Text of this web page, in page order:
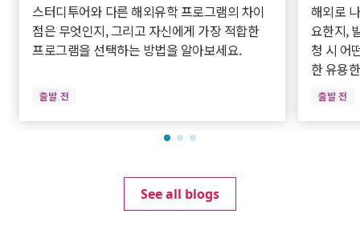
스터디투어와 다른 해외유학 프로그램의 차이
점은 무엇인지, 그리고 자신에게 가장 적합한
프로그램을 선택하는 방법을 알아보세요.
출발 전
해외로
요한지,
청 시 어
한 유용
출발 전
See all blogs